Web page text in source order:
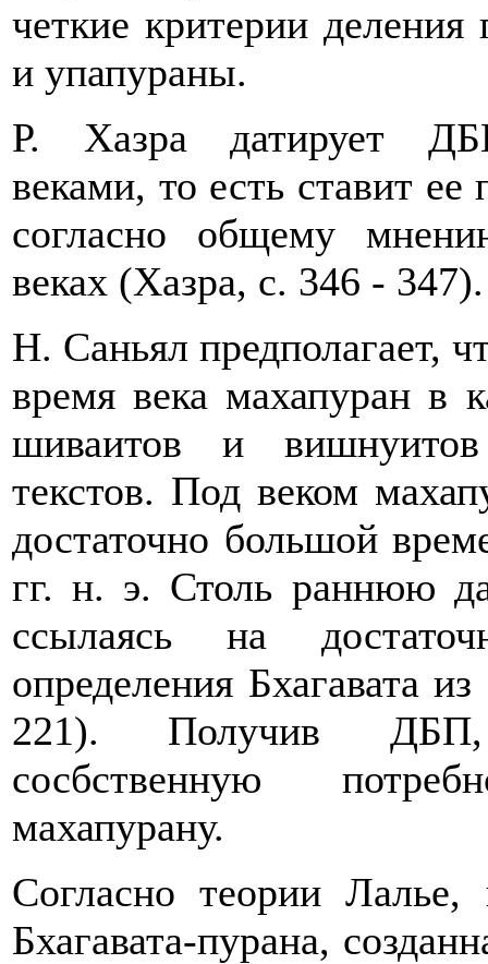
четкие критерии
и упапураны.
Р. Хазра датирует
веками, то есть ставит
согласно общему
веках (Хазра, с. 346 - 347).
Н. Саньял предполагает,
время века махапуран в
шиваитов и
текстов. Под веком
достаточно большой
гг. н. э. Столь раннюю
ссылаясь на
определения Бхагавата
221). Получив ДБП,
сосбственную
махапурану.
Согласно теории Лалье,
Бхагавата-пурана,